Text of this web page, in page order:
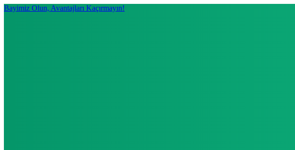
Bayimiz Olun, Avantajları Kaçırmayın!